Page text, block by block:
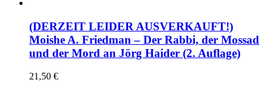
(DERZEIT LEIDER AUSVERKAUFT!)
Moishe A. Friedman – Der Rabbi, der Mossad
und der Mord an Jörg Haider (2. Auflage)
21,50 €